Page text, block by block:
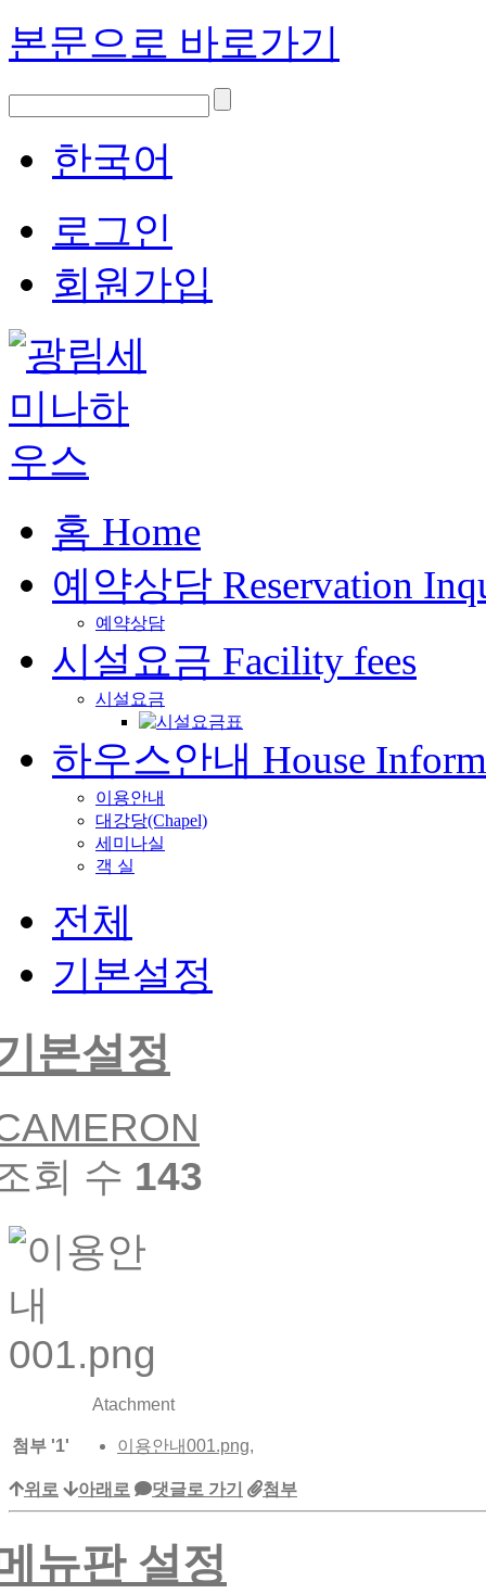
본문으로 바로가기
한국어
로그인
회원가입
홈 Home
예약상담 Reservation
예약상담
시설요금 Facility fees
시설요금
하우스안내 House
이용안내
대강당(Chapel)
세미나실
객 실
전체
기본설정
본설정
회 수 143
Atachment
첨부 '1' 이용안내001.png,
위로 아래로 댓글로 가기 첨부
뉴판 설정